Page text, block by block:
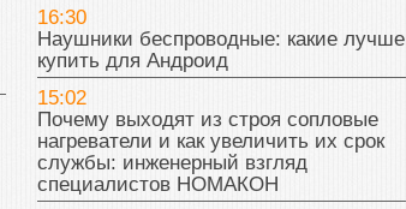
16:30
Наушники беспроводные: какие лучше
купить для Андроид
15:02
Почему выходят из строя сопловые
нагреватели и как увеличить их срок
службы: инженерный взгляд
специалистов НОМАКОН